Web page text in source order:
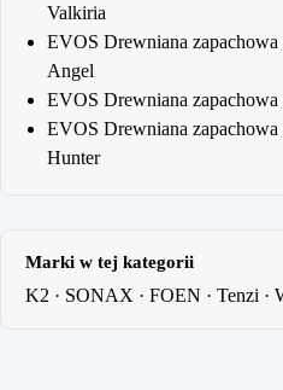
Valkiria
EVOS Drewniana zapachowa
Angel
EVOS Drewniana zapachowa
EVOS Drewniana zapachowa
Hunter
Marki w tej kategorii
K2 · SONAX · FOEN · Tenzi ·